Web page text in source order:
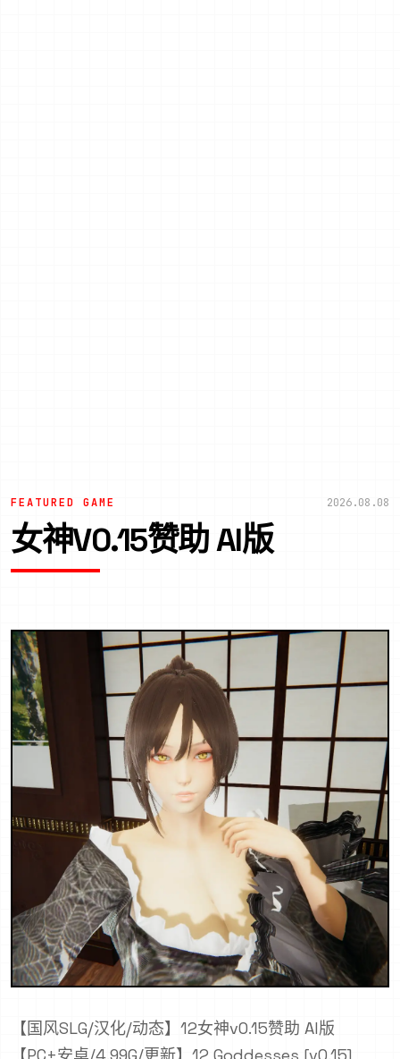
FEATURED GAME 2026.08.08
女神V0.15赞助 AI版
【国风SLG/汉化/动态】12女神v0.15赞助 AI版